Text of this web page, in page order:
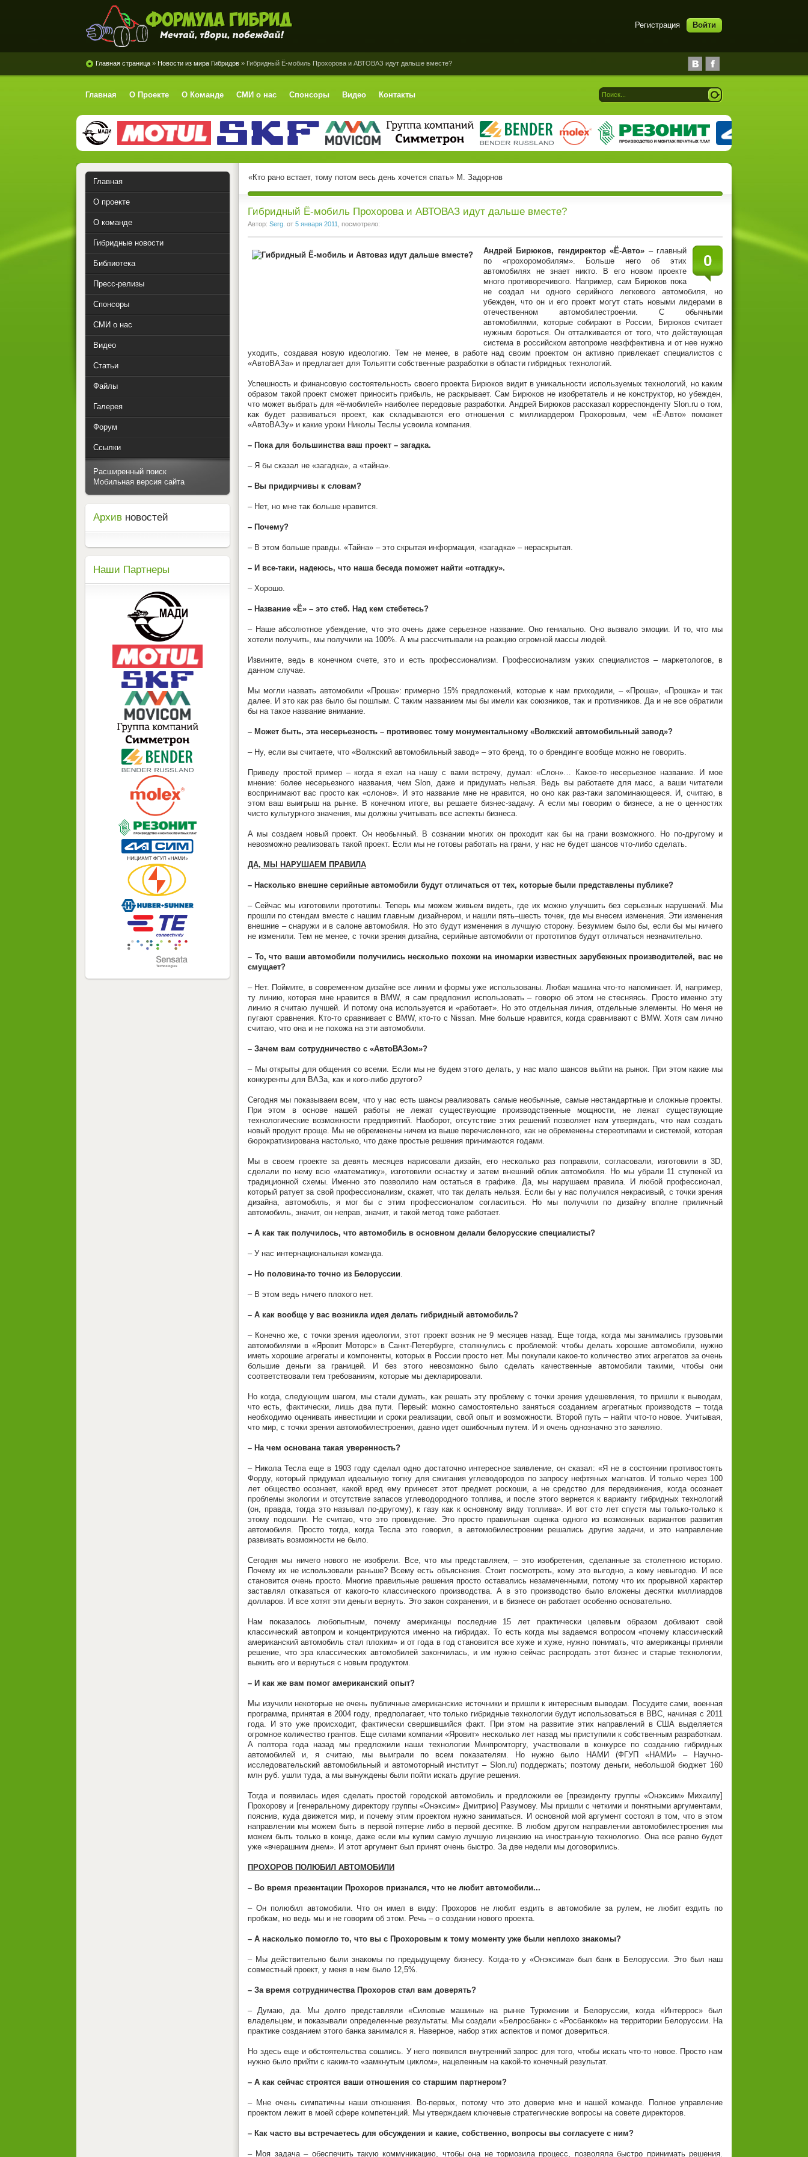
Формула Гибрид
Регистрация Войти
Главная страница » Новости из мира Гибридов » Гибридный Ё-мобиль Прохорова и АВТОВАЗ идут дальше вместе?
Главная О Проекте О Команде СМИ о нас Спонсоры Видео Контакты
«Кто рано встает, тому потом весь день хочется спать» М. Задорнов
Гибридный Ё-мобиль Прохорова и АВТОВАЗ идут дальше вместе?
Автор: Serg. от 5 января 2011 , посмотрело:
0
Андрей Бирюков, гендиректор «Ё-Авто» – главный
по «прохоромобилям». Больше него об этих
автомобилях не знает никто. В его новом проекте
много противоречивого. Например, сам Бирюков пока
не создал ни одного серийного легкового автомобиля, но
убежден, что он и его проект могут стать новыми лидерами в
отечественном автомобилестроении. С обычными
автомобилями, которые собирают в России, Бирюков считает
нужным бороться. Он отталкивается от того, что действующая
система в российском автопроме неэффективна и от нее нужно
уходить, создавая новую идеологию. Тем не менее, в работе над своим проектом он активно привлекает специалистов с
«АвтоВАЗа» и предлагает для Тольятти собственные разработки в области гибридных технологий.
Успешность и финансовую состоятельность своего проекта Бирюков видит в уникальности используемых технологий, но каким
образом такой проект сможет приносить прибыль, не раскрывает. Сам Бирюков не изобретатель и не конструктор, но убежден,
что может выбрать для «ё-мобилей» наиболее передовые разработки. Андрей Бирюков рассказал корреспонденту Slon.ru о том,
как будет развиваться проект, как складываются его отношения с миллиардером Прохоровым, чем «Ё-Авто» поможет
«АвтоВАЗу» и какие уроки Николы Теслы усвоила компания.
– Пока для большинства ваш проект – загадка.
– Я бы сказал не «загадка», а «тайна».
– Вы придирчивы к словам?
– Нет, но мне так больше нравится.
– Почему?
– В этом больше правды. «Тайна» – это скрытая информация, «загадка» – нераскрытая.
– И все-таки, надеюсь, что наша беседа поможет найти «отгадку».
– Хорошо.
– Название «Ё» – это стеб. Над кем стебетесь?
– Наше абсолютное убеждение, что это очень даже серьезное название. Оно гениально. Оно вызвало эмоции. И то, что мы
хотели получить, мы получили на 100%. А мы рассчитывали на реакцию огромной массы людей.
Извините, ведь в конечном счете, это и есть профессионализм. Профессионализм узких специалистов – маркетологов, в
данном случае.
Мы могли назвать автомобили «Проша»: примерно 15% предложений, которые к нам приходили, – «Проша», «Прошка» и так
далее. И это как раз было бы пошлым. С таким названием мы бы имели как союзников, так и противников. Да и не все обратили
бы на такое название внимание.
– Может быть, эта несерьезность – противовес тому монументальному «Волжский автомобильный завод»?
– Ну, если вы считаете, что «Волжский автомобильный завод» – это бренд, то о брендинге вообще можно не говорить.
Приведу простой пример – когда я ехал на нашу с вами встречу, думал: «Слон»… Какое-то несерьезное название. И мое
мнение: более несерьезного названия, чем Slon, даже и придумать нельзя. Ведь вы работаете для масс, а ваши читатели
воспринимают вас просто как «слонов». И это название мне не нравится, но оно как раз-таки запоминающееся. И, считаю, в
этом ваш выигрыш на рынке. В конечном итоге, вы решаете бизнес-задачу. А если мы говорим о бизнесе, а не о ценностях
чисто культурного значения, мы должны учитывать все аспекты бизнеса.
А мы создаем новый проект. Он необычный. В сознании многих он проходит как бы на грани возможного. Но по-другому и
невозможно реализовать такой проект. Если мы не готовы работать на грани, у нас не будет шансов что-либо сделать.
ДА, МЫ НАРУШАЕМ ПРАВИЛА
– Насколько внешне серийные автомобили будут отличаться от тех, которые были представлены публике?
– Сейчас мы изготовили прототипы. Теперь мы можем живьем видеть, где их можно улучшить без серьезных нарушений. Мы
прошли по стендам вместе с нашим главным дизайнером, и нашли пять–шесть точек, где мы внесем изменения. Эти изменения
внешние – снаружи и в салоне автомобиля. Но это будут изменения в лучшую сторону. Безумием было бы, если бы мы ничего
не изменили. Тем не менее, с точки зрения дизайна, серийные автомобили от прототипов будут отличаться незначительно.
– То, что ваши автомобили получились несколько похожи на иномарки известных зарубежных производителей, вас не
смущает?
– Нет. Поймите, в современном дизайне все линии и формы уже использованы. Любая машина что-то напоминает. И, например,
ту линию, которая мне нравится в BMW, я сам предложил использовать – говорю об этом не стесняясь. Просто именно эту
линию я считаю лучшей. И потому она используется и «работает». Но это отдельная линия, отдельные элементы. Но меня не
пугают сравнения. Кто-то сравнивает с BMW, кто-то с Nissan. Мне больше нравится, когда сравнивают с BMW. Хотя сам лично
считаю, что она и не похожа на эти автомобили.
– Зачем вам сотрудничество с «АвтоВАЗом»?
– Мы открыты для общения со всеми. Если мы не будем этого делать, у нас мало шансов выйти на рынок. При этом какие мы
конкуренты для ВАЗа, как и кого-либо другого?
Сегодня мы показываем всем, что у нас есть шансы реализовать самые необычные, самые нестандартные и сложные проекты.
При этом в основе нашей работы не лежат существующие производственные мощности, не лежат существующие
технологические возможности предприятий. Наоборот, отсутствие этих решений позволяет нам утверждать, что нам создать
новый продукт проще. Мы не обременены ничем из выше перечисленного, как не обременены стереотипами и системой, которая
бюрократизирована настолько, что даже простые решения принимаются годами.
Мы в своем проекте за девять месяцев нарисовали дизайн, его несколько раз поправили, согласовали, изготовили в 3D,
сделали по нему всю «математику», изготовили оснастку и затем внешний облик автомобиля. Но мы убрали 11 ступеней из
традиционной схемы. Именно это позволило нам остаться в графике. Да, мы нарушаем правила. И любой профессионал,
который ратует за свой профессионализм, скажет, что так делать нельзя. Если бы у нас получился некрасивый, с точки зрения
дизайна, автомобиль, я мог бы с этим профессионалом согласиться. Но мы получили по дизайну вполне приличный
автомобиль, значит, он неправ, значит, и такой метод тоже работает.
– А как так получилось, что автомобиль в основном делали белорусские специалисты?
– У нас интернациональная команда.
– Но половина-то точно из Белоруссии.
– В этом ведь ничего плохого нет.
– А как вообще у вас возникла идея делать гибридный автомобиль?
– Конечно же, с точки зрения идеологии, этот проект возник не 9 месяцев назад. Еще тогда, когда мы занимались грузовыми
автомобилями в «Яровит Моторс» в Санкт-Петербурге, столкнулись с проблемой: чтобы делать хорошие автомобили, нужно
иметь хорошие агрегаты и компоненты, которых в России просто нет. Мы покупали какое-то количество этих агрегатов за очень
большие деньги за границей. И без этого невозможно было сделать качественные автомобили такими, чтобы они
соответствовали тем требованиям, которые мы декларировали.
Но когда, следующим шагом, мы стали думать, как решать эту проблему с точки зрения удешевления, то пришли к выводам,
что есть, фактически, лишь два пути. Первый: можно самостоятельно заняться созданием агрегатных производств – тогда
необходимо оценивать инвестиции и сроки реализации, свой опыт и возможности. Второй путь – найти что-то новое. Учитывая,
что мир, с точки зрения автомобилестроения, давно идет ошибочным путем. И я очень однозначно это заявляю.
– На чем основана такая уверенность?
– Никола Тесла еще в 1903 году сделал одно достаточно интересное заявление, он сказал: «Я не в состоянии противостоять
Форду, который придумал идеальную топку для сжигания углеводородов по запросу нефтяных магнатов. И только через 100
лет общество осознает, какой вред ему принесет этот предмет роскоши, а не средство для передвижения, когда осознает
проблемы экологии и отсутствие запасов углеводородного топлива, и после этого вернется к варианту гибридных технологий
(он, правда, тогда это называл по-другому), к газу как к основному виду топлива». И вот сто лет спустя мы только-только к
этому подошли. Не считаю, что это провидение. Это просто правильная оценка одного из возможных вариантов развития
автомобиля. Просто тогда, когда Тесла это говорил, в автомобилестроении решались другие задачи, и это направление
развивать возможности не было.
Сегодня мы ничего нового не изобрели. Все, что мы представляем, – это изобретения, сделанные за столетнюю историю.
Почему их не использовали раньше? Всему есть объяснения. Стоит посмотреть, кому это выгодно, а кому невыгодно. И все
становится очень просто. Многие правильные решения просто оставались незамеченными, потому что их прорывной характер
заставлял отказаться от какого-то классического производства. А в это производство было вложены десятки миллиардов
долларов. И все хотят эти деньги вернуть. Это закон сохранения, и в бизнесе он работает особенно основательно.
Нам показалось любопытным, почему американцы последние 15 лет практически целевым образом добивают свой
классический автопром и концентрируются именно на гибридах. То есть когда мы задаемся вопросом «почему классический
американский автомобиль стал плохим» и от года в год становится все хуже и хуже, нужно понимать, что американцы приняли
решение, что эра классических автомобилей закончилась, и им нужно сейчас распродать этот бизнес и старые технологии,
выжить его и вернуться с новым продуктом.
– И как же вам помог американский опыт?
Мы изучили некоторые не очень публичные американские источники и пришли к интересным выводам. Посудите сами, военная
программа, принятая в 2004 году, предполагает, что только гибридные технологии будут использоваться в ВВС, начиная с 2011
года. И это уже происходит, фактически свершившийся факт. При этом на развитие этих направлений в США выделяется
огромное количество грантов. Еще силами компании «Яровит» несколько лет назад мы приступили к собственным разработкам.
А полтора года назад мы предложили наши технологии Минпромторгу, участвовали в конкурсе по созданию гибридных
автомобилей и, я считаю, мы выиграли по всем показателям. Но нужно было НАМИ (ФГУП «НАМИ» – Научно-
исследовательский автомобильный и автомоторный институт – Slon.ru) поддержать; поэтому деньги, небольшой бюджет 160
млн руб. ушли туда, а мы вынуждены были пойти искать другие решения.
Тогда и появилась идея сделать простой городской автомобиль и предложили ее [президенту группы «Онэксим» Михаилу]
Прохорову и [генеральному директору группы «Онэксим» Дмитрию] Разумову. Мы пришли с четкими и понятными аргументами,
пояснив, куда движется мир, и почему этим проектом нужно заниматься. И основной мой аргумент состоял в том, что в этом
направлении мы можем быть в первой пятерке либо в первой десятке. В любом другом направлении автомобилестроения мы
можем быть только в конце, даже если мы купим самую лучшую лицензию на иностранную технологию. Она все равно будет
уже «вчерашним днем». И этот аргумент был принят очень быстро. За две недели мы договорились.
ПРОХОРОВ ПОЛЮБИЛ АВТОМОБИЛИ
– Во время презентации Прохоров признался, что не любит автомобили...
– Он полюбил автомобили. Что он имел в виду: Прохоров не любит ездить в автомобиле за рулем, не любит ездить по
пробкам, но ведь мы и не говорим об этом. Речь – о создании нового проекта.
– А насколько помогло то, что вы с Прохоровым к тому моменту уже были неплохо знакомы?
– Мы действительно были знакомы по предыдущему бизнесу. Когда-то у «Онэксима» был банк в Белоруссии. Это был наш
совместный проект, у меня в нем было 12,5%.
– За время сотрудничества Прохоров стал вам доверять?
– Думаю, да. Мы долго представляли «Силовые машины» на рынке Туркмении и Белоруссии, когда «Интеррос» был
владельцем, и показывали определенные результаты. Мы создали «Белросбанк» с «Росбанком» на территории Белоруссии. На
практике созданием этого банка занимался я. Наверное, набор этих аспектов и помог довериться.
Но здесь еще и обстоятельства сошлись. У него появился внутренний запрос для того, чтобы искать что-то новое. Просто нам
нужно было прийти с каким-то «замкнутым циклом», нацеленным на какой-то конечный результат.
– А как сейчас строятся ваши отношения со старшим партнером?
– Мне очень симпатичны наши отношения. Во-первых, потому что это доверие мне и нашей команде. Полное управление
проектом лежит в моей сфере компетенций. Мы утверждаем ключевые стратегические вопросы на совете директоров.
– Как часто вы встречаетесь для обсуждения и какие, собственно, вопросы вы согласуете с ним?
– Моя задача – обеспечить такую коммуникацию, чтобы она не тормозила процесс, позволяла быстро принимать решения.
Главная
О проекте
О команде
Гибридные новости
Библиотека
Пресс-релизы
Спонсоры
СМИ о нас
Видео
Статьи
Файлы
Галерея
Форум
Ссылки
Расширенный поиск
Мобильная версия сайта
Архив новостей
Наши Партнеры